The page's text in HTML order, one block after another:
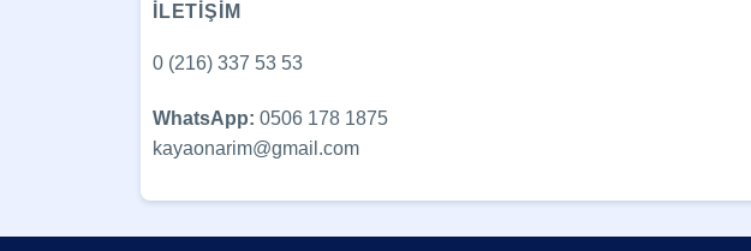
İLETİŞİM
0 (216) 337 53 53
WhatsApp: 0506 178 1875
kayaonarim@gmail.com